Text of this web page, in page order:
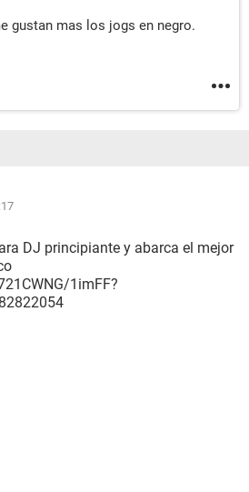
gustan mas los jogs en negro.
DJ principiante y abarca el mejor
1imFF?